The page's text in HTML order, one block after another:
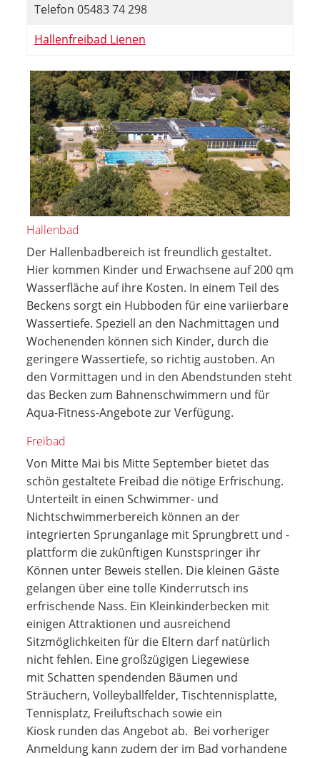
Telefon 05483 74 298
Hallenfreibad Lienen
Hallenbad
Der Hallenbadbereich ist freundlich gestaltet.
Hier kommen Kinder und Erwachsene auf 200 qm
Wasserfläche auf ihre Kosten. In einem Teil des
Beckens sorgt ein Hubboden für eine variierbare
Wassertiefe. Speziell an den Nachmittagen und
Wochenenden können sich Kinder, durch die
geringere Wassertiefe, so richtig austoben. An
den Vormittagen und in den Abendstunden steht
das Becken zum Bahnenschwimmern und für
Aqua-Fitness-Angebote zur Verfügung.
Freibad
Von Mitte Mai bis Mitte September bietet das
schön gestaltete Freibad die nötige Erfrischung.
Unterteilt in einen Schwimmer- und
Nichtschwimmerbereich können an der
integrierten Sprunganlage mit Sprungbrett und -
plattform die zukünftigen Kunstspringer ihr
Können unter Beweis stellen. Die kleinen Gäste
gelangen über eine tolle Kinderrutsch ins
erfrischende Nass. Ein Kleinkinderbecken mit
einigen Attraktionen und ausreichend
Sitzmöglichkeiten für die Eltern darf natürlich
nicht fehlen. Eine großzügigen Liegewiese
mit Schatten spendenden Bäumen und
Sträuchern, Volleyballfelder, Tischtennisplatte,
Tennisplatz, Freiluftschach sowie ein
Kiosk runden das Angebot ab. Bei vorheriger
Anmeldung kann zudem der im Bad vorhandene